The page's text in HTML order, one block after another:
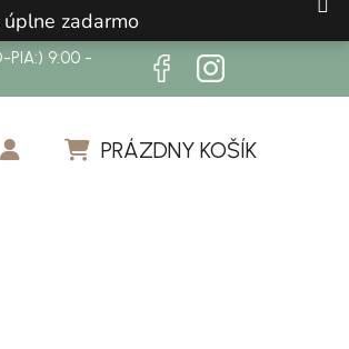
zadarmo
PIA:) 9:00 -
PRÁZDNY KOŠÍK